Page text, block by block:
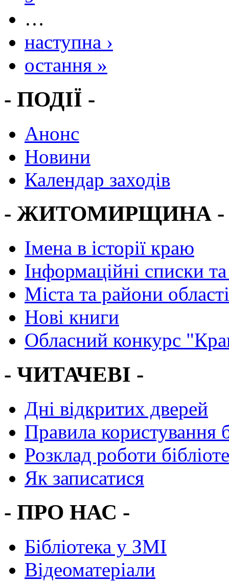
…
наступна ›
остання »
- ПОДІЇ -
Анонс
Новини
Календар заходів
- ЖИТОМИРЩИНА -
Імена в історії краю
Інформаційні списки
Міста та райони області
Нові книги
Обласний конкурс
- ЧИТАЧЕВІ -
Дні відкритих дверей
Правила користування
Розклад роботи
Як записатися
- ПРО НАС -
Бібліотека у ЗМІ
Відеоматеріали